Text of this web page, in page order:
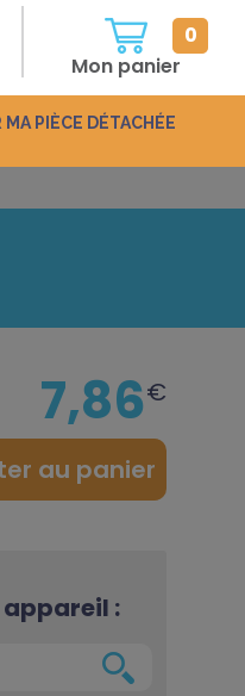
Mon panier
0
MA PIÈCE DÉTACHÉE
7,86€
au panier
: